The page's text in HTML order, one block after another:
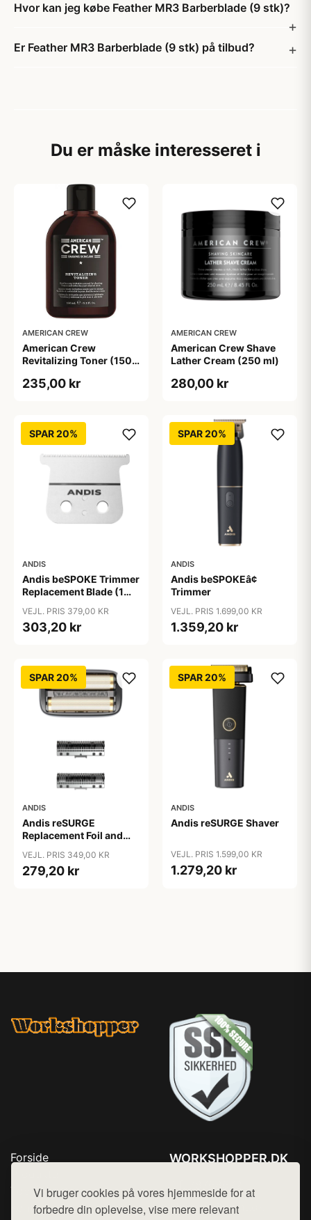
Vi bruger cookies på vores hjemmeside for at
forbedre din oplevelse, vise mere relevant
Hvor kan jeg købe Feather MR3 Barberblade (9 stk)?
Er Feather MR3 Barberblade (9 stk) på tilbud?
Du er måske interesseret i
AMERICAN CREW
American Crew
Revitalizing Toner (150
235,00 kr
AMERICAN CREW
American Crew Shave
Lather Cream (250 ml)
280,00 kr
SPAR 20%
ANDIS
Andis beSPOKE Trimmer
Replacement Blade (1
VEJL. PRIS 379,00 KR
303,20 kr
SPAR 20%
ANDIS
Andis beSPOKEâ¢
Trimmer
VEJL. PRIS 1.699,00 KR
1.359,20 kr
SPAR 20%
ANDIS
Andis reSURGE
Replacement Foil and
VEJL. PRIS 349,00 KR
279,20 kr
SPAR 20%
ANDIS
Andis reSURGE Shaver
VEJL. PRIS 1.599,00 KR
1.279,20 kr
Forside
Top Rabatter
Kontakt
WORKSHOPPER.DK
Mail: hej@want.dk